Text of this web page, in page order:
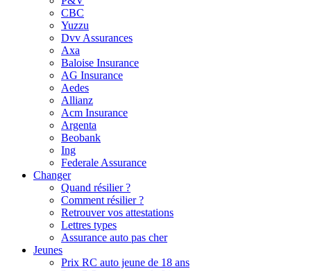
CBC
Yuzzu
Dvv Assurances
Axa
Baloise Insurance
AG Insurance
Aedes
Allianz
Acm Insurance
Argenta
Beobank
Ing
Federale Assurance
Changer
Quand résilier ?
Comment résilier ?
Retrouver vos attestations
Lettres types
Assurance auto pas cher
Jeunes
Prix RC auto jeune de 18 ans